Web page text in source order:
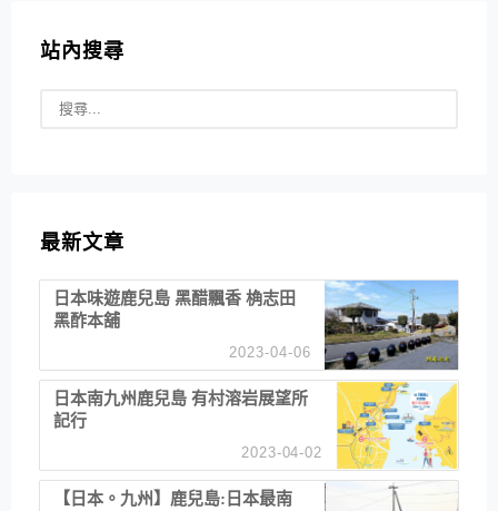
站內搜尋
最新文章
日本味遊鹿兒島 黑醋飄香 桷志田
黑酢本舖
2023-04-06
日本南九州鹿兒島 有村溶岩展望所
記行
2023-04-02
【日本。九州】鹿兒島:日本最南